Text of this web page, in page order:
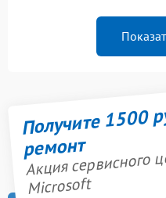
Получите 1500
ремонт
Акция сервисного
Microsoft